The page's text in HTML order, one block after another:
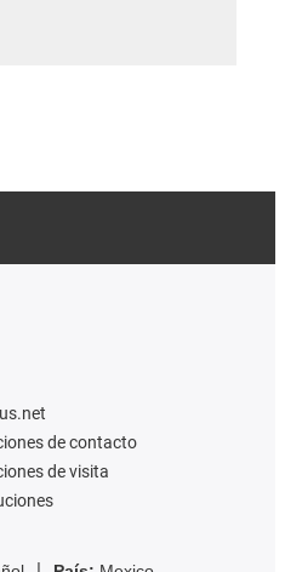
de contacto
de visita